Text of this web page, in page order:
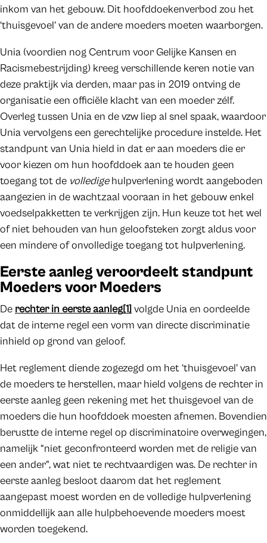
inkom van het gebouw. Dit hoofddoekenverbod zou het
‘thuisgevoel’ van de andere moeders moeten waarborgen.
Unia (voordien nog Centrum voor Gelijke Kansen en
Racismebestrijding) kreeg verschillende keren notie van
deze praktijk via derden, maar pas in 2019 ontving de
organisatie een officiële klacht van een moeder zélf.
Overleg tussen Unia en de vzw liep al snel spaak, waardoor
Unia vervolgens een gerechtelijke procedure instelde. Het
standpunt van Unia hield in dat er aan moeders die er
voor kiezen om hun hoofddoek aan te houden geen
toegang tot de volledigehulpverlening wordt aangeboden
aangezien in de wachtzaal vooraan in het gebouw enkel
voedselpakketten te verkrijgen zijn. Hun keuze tot het wel
of niet behouden van hun geloofsteken zorgt aldus voor
een mindere of onvolledige toegang tot hulpverlening.
Eerste aanleg veroordeelt standpunt
Moeders voor Moeders
De rechter in eerste aanleg[1] volgde Unia en oordeelde
dat de interne regel een vorm van directe discriminatie
inhield op grond van geloof.
Het reglement diende zogezegd om het ‘thuisgevoel’ van
de moeders te herstellen, maar hield volgens de rechter in
eerste aanleg geen rekening met het thuisgevoel van de
moeders die hun hoofddoek moesten afnemen. Bovendien
berustte de interne regel op discriminatoire overwegingen,
namelijk “niet geconfronteerd worden met de religie van
een ander”, wat niet te rechtvaardigen was. De rechter in
eerste aanleg besloot daarom dat het reglement
aangepast moest worden en de volledige hulpverlening
onmiddellijk aan alle hulpbehoevende moeders moest
worden toegekend.